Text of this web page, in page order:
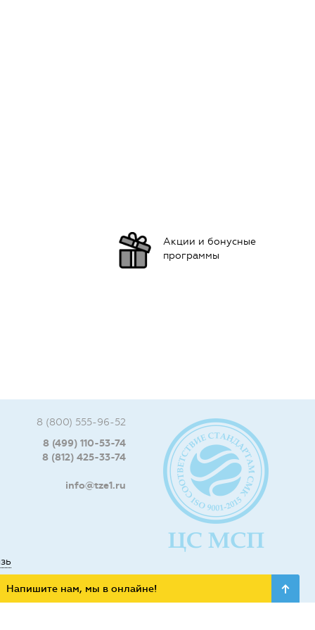
Акции и бонусные
программы
8 (800) 555-96-52
8 (499) 110-53-74
8 (812) 425-33-74
info@tze1.ru
Напишите нам, мы в онлайне!